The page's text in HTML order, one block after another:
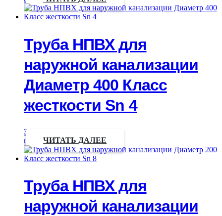
Труба НПВХ для
наружной канализации
Диаметр 400 Класс
жесткости Sn 4
Запрос
цены
ЧИТАТЬ ДАЛЕЕ
Труба НПВХ для
наружной канализации